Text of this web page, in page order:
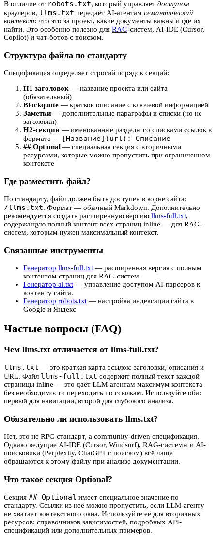
В отличие от robots.txt, который управляет доступом
краулеров, llms.txt передаёт AI-агентам семантический
контекст: что это за проект, какие документы важны и где их
найти. Это особенно полезно для RAG-систем, AI-IDE (Cursor,
Copilot) и чат-ботов с поиском.
Структура файла по стандарту
Спецификация определяет строгий порядок секций:
H1 заголовок — название проекта или сайта
(обязательный)
Blockquote — краткое описание с ключевой информацией
Заметки — дополнительные параграфы и списки (но не
заголовки)
H2-секции — именованные разделы со списками ссылок в
формате - [Название](url): Описание
## Optional — специальная секция с вторичными
ресурсами, которые можно пропустить при ограниченном
контексте
Где разместить файл?
По стандарту, файл должен быть доступен в корне сайта:
/llms.txt. Формат — обычный Markdown. Дополнительно
рекомендуется создать расширенную версию llms-full.txt,
содержащую полный контент всех страниц inline — для RAG-
систем, которым нужен максимальный контекст.
Связанные инструменты
Генератор llms-full.txt — расширенная версия с полным
контентом страниц для RAG-систем.
Генератор ai.txt — управление доступом AI-парсеров к
контенту сайта.
Генератор robots.txt — настройка индексации сайта в
Google и Яндекс.
Частые вопросы (FAQ)
Чем llms.txt отличается от llms-full.txt?
llms.txt — это краткая карта ссылок: заголовки, описания и
URL. Файл llms-full.txt содержит полный текст каждой
страницы inline — это даёт LLM-агентам максимум контекста
без необходимости переходить по ссылкам. Используйте оба:
первый для навигации, второй для глубокого анализа.
Обязательно ли использовать llms.txt?
Нет, это не RFC-стандарт, а community-driven спецификация.
Однако ведущие AI-IDE (Cursor, Windsurf), RAG-системы и AI-
поисковики (Perplexity, ChatGPT с поиском) всё чаще
обращаются к этому файлу при анализе документации.
Что такое секция Optional?
Секция ## Optional имеет специальное значение по
стандарту. Ссылки из неё можно пропустить, если LLM-агенту
не хватает контекстного окна. Используйте её для вторичных
ресурсов: справочников зависимостей, подробных API-
спецификаций или дополнительных примеров.